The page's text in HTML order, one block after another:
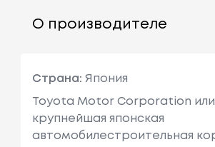
О производителе
Страна: Япония
Toyota Motor Corporation
крупнейшая японская
автомобилестроительная